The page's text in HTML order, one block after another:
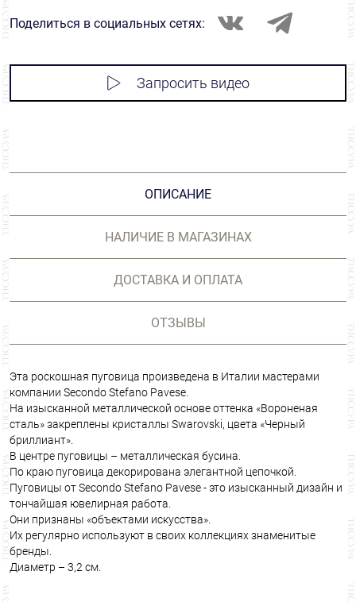
Поделиться в социальных сетях:
Запросить видео
ОПИСАНИЕ
НАЛИЧИЕ В МАГАЗИНАХ
ДОСТАВКА И ОПЛАТА
ОТЗЫВЫ
Эта роскошная пуговица произведена в Италии мастерами
компании Secondo Stefano Pavese.
На изысканной металлической основе оттенка «Вороненая
сталь» закреплены кристаллы Swarovski, цвета «Черный
бриллиант».
В центре пуговицы – металлическая бусина.
По краю пуговица декорирована элегантной цепочкой.
Пуговицы от Secondo Stefano Pavese - это изысканный дизайн и
тончайшая ювелирная работа.
Они признаны «объектами искусства».
Их регулярно используют в своих коллекциях знаменитые
бренды.
Диаметр – 3,2 см.